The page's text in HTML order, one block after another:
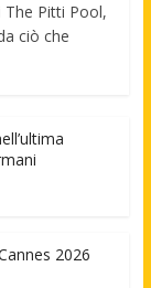
Pitti Pool,
ciò che
2026